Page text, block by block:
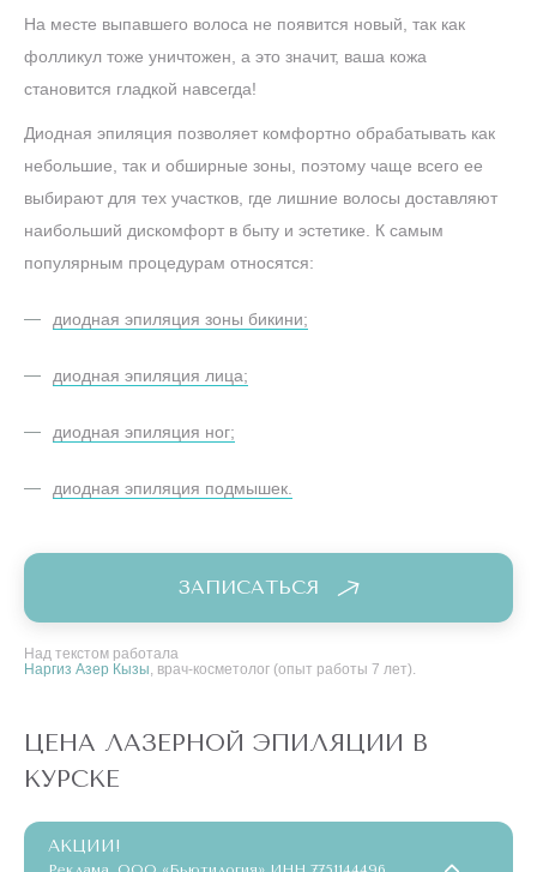
На месте выпавшего волоса не появится новый, так как
фолликул тоже уничтожен, а это значит, ваша кожа
становится гладкой навсегда!
Диодная эпиляция позволяет комфортно обрабатывать как
небольшие, так и обширные зоны, поэтому чаще всего ее
выбирают для тех участков, где лишние волосы доставляют
наибольший дискомфорт в быту и эстетике. К самым
популярным процедурам относятся:
диодная эпиляция зоны бикини;
диодная эпиляция лица;
диодная эпиляция ног;
диодная эпиляция подмышек.
ЗАПИСАТЬСЯ
Над текстом работала
Наргиз Азер Кызы, врач-косметолог (опыт работы 7 лет).
ЦЕНА ЛАЗЕРНОЙ ЭПИЛЯЦИИ В
КУРСКЕ
АКЦИИ!